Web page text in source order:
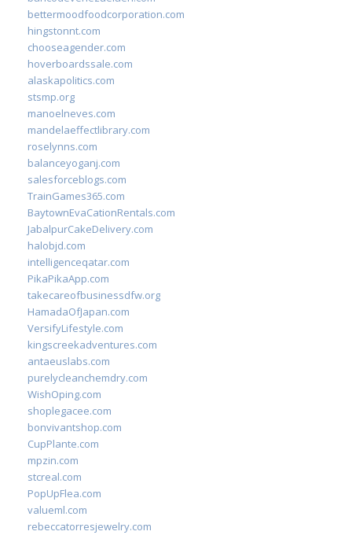
bettermoodfoodcorporation.com
hingstonnt.com
chooseagender.com
hoverboardssale.com
alaskapolitics.com
stsmp.org
manoelneves.com
mandelaeffectlibrary.com
roselynns.com
balanceyoganj.com
salesforceblogs.com
TrainGames365.com
BaytownEvaCationRentals.com
JabalpurCakeDelivery.com
halobjd.com
intelligenceqatar.com
PikaPikaApp.com
takecareofbusinessdfw.org
HamadaOfJapan.com
VersifyLifestyle.com
kingscreekadventures.com
antaeuslabs.com
purelycleanchemdry.com
WishOping.com
shoplegacee.com
bonvivantshop.com
CupPlante.com
mpzin.com
stcreal.com
PopUpFlea.com
valueml.com
rebeccatorresjewelry.com